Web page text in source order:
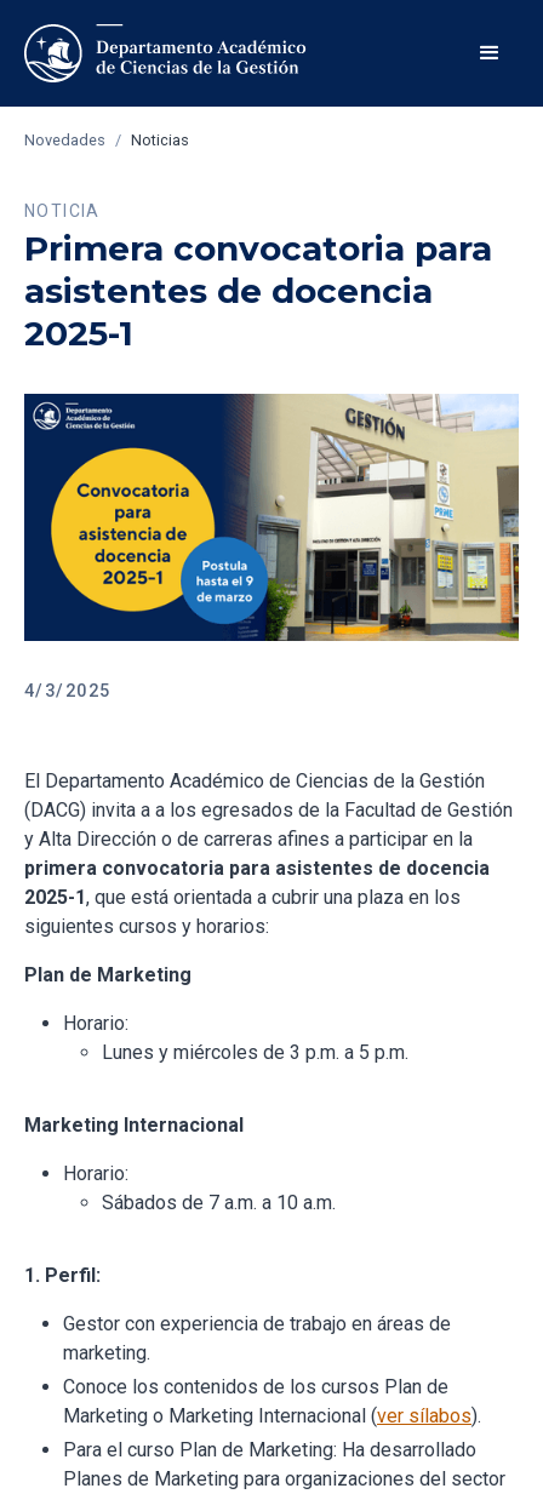
Novedades / Noticias
NOTICIA
Primera convocatoria para
asistentes de docencia
2025-1
4/3/2025
El Departamento Académico de Ciencias de la Gestión
(DACG) invita a a los egresados de la Facultad de Gestión
y Alta Dirección o de carreras afines a participar en la
primera convocatoria para asistentes de docencia
2025-1, que está orientada a cubrir una plaza en los
siguientes cursos y horarios:
Plan de Marketing
Horario:
Lunes y miércoles de 3 p.m. a 5 p.m.
Marketing Internacional
Horario:
Sábados de 7 a.m. a 10 a.m.
1. Perfil:
Gestor con experiencia de trabajo en áreas de
marketing.
Conoce los contenidos de los cursos Plan de
Marketing o Marketing Internacional (ver sílabos).
Para el curso Plan de Marketing: Ha desarrollado
Planes de Marketing para organizaciones del sector